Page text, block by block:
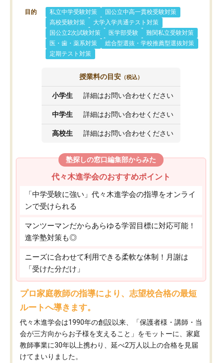
目的 私立中学受験対策
国公立中高一貫校受験対策
高校受験対策
大学入学共通テスト対策
国公立2次試験対策
医学部受験
難関私立受験対策
医・歯・薬系対策
総合型選抜・学校推薦型選抜対策
定期テスト対策
授業料の目安 （税込）
小学生 詳細はお問い合わせください
中学生 詳細はお問い合わせください
高校生 詳細はお問い合わせください
塾探しの窓口編集部からみた
代々木進学会のおすすめポイント
「中学受験に強い」代々木進学会の指導をオンライ
ンで受けられる
マンツーマンだからあらゆる学習目標に対応可能！
進学塾対策も◎
ニーズに合わせて利用できる柔軟な体制！月謝は
「受けた分だけ」
プロ家庭教師の指導により、志望校合格の最短
ルートへ導きます。
代々木進学会は1990年の創設以来、「保護者様・講師・当
会が三方向からお子様を支えること」をモットーに、家庭
教師事業に30年以上携わり、延べ2万人以上の合格を見届
けてまいりました。